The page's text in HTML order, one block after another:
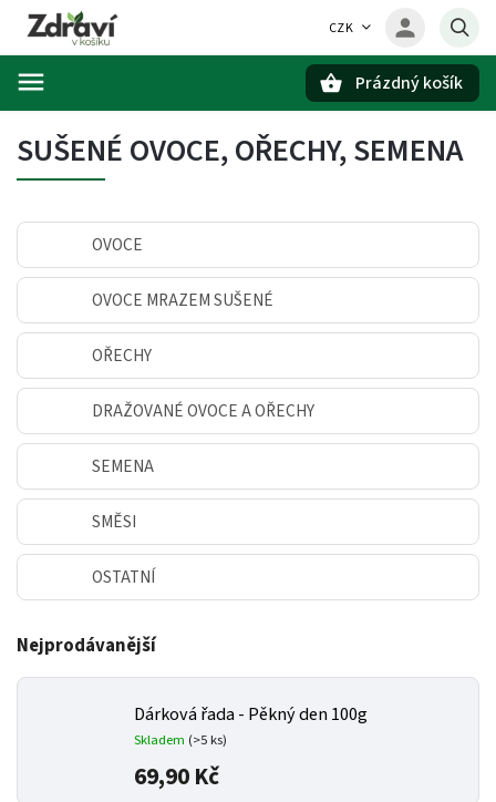
CZK
Prázdný košík
SUŠENÉ OVOCE, OŘECHY, SEMENA
OVOCE
OVOCE MRAZEM SUŠENÉ
OŘECHY
DRAŽOVANÉ OVOCE A OŘECHY
SEMENA
SMĚSI
OSTATNÍ
Nejprodávanější
Dárková řada - Pěkný den 100g
Skladem (>5 ks)
69,90 Kč